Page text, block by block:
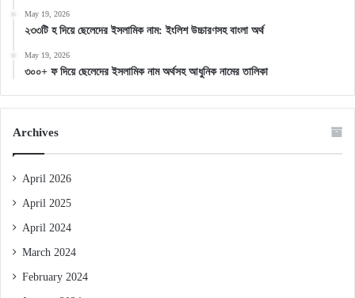
May 19, 2026
২৩৩টি হ দিয়ে ছেলেদের ইসলামিক নাম: ইংলিশ উচ্চারণসহ বাংলা অর্থ
May 19, 2026
৩০০+ ফ দিয়ে ছেলেদের ইসলামিক নাম অর্থসহ আধুনিক নামের তালিকা
Archives
April 2026
April 2025
April 2024
March 2024
February 2024